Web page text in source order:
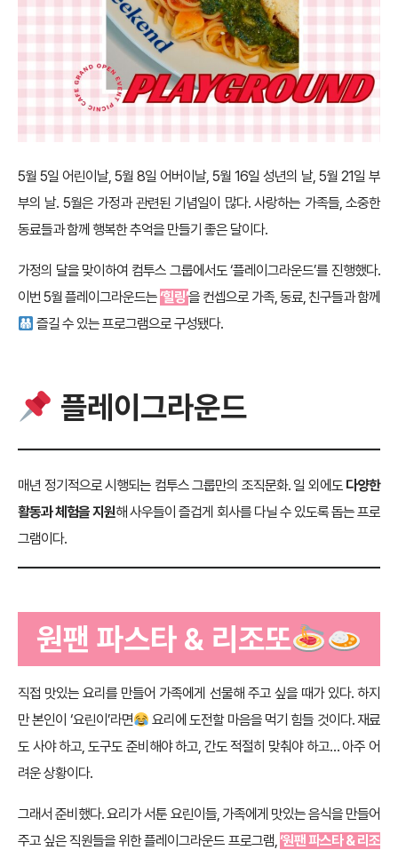
5월 5일 어린이날, 5월 8일 어버이날, 5월 16일 성년의 날, 5월 21일 부
부의 날. 5월은 가정과 관련된 기념일이 많다. 사랑하는 가족들, 소중한
동료들과 함께 행복한 추억을 만들기 좋은 달이다.
가정의 달을 맞이하여 컴투스 그룹에서도 ‘플레이그라운드’를 진행했다.
이번 5월 플레이그라운드는‘힐링’을 컨셉으로 가족, 동료, 친구들과 함께
즐길 수 있는 프로그램으로 구성됐다.
플레이그라운드
매년 정기적으로 시행되는 컴투스 그룹만의 조직문화. 일 외에도 다양한
활동과 체험을 지원해 사우들이 즐겁게 회사를 다닐 수 있도록 돕는 프로
그램이다.
원팬 파스타 & 리조또
직접 맛있는 요리를 만들어 가족에게 선물해 주고 싶을 때가 있다. 하지
만 본인이 ‘요린이’라면
요리에 도전할 마음을 먹기 힘들 것이다. 재료
도 사야 하고, 도구도 준비해야 하고, 간도 적절히 맞춰야 하고… 아주 어
려운 상황이다.
그래서 준비했다. 요리가 서툰 요린이들, 가족에게 맛있는 음식을 만들어
주고 싶은 직원들을 위한 플레이그라운드 프로그램,‘원팬 파스타 & 리조